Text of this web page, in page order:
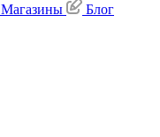
Магазины Блог